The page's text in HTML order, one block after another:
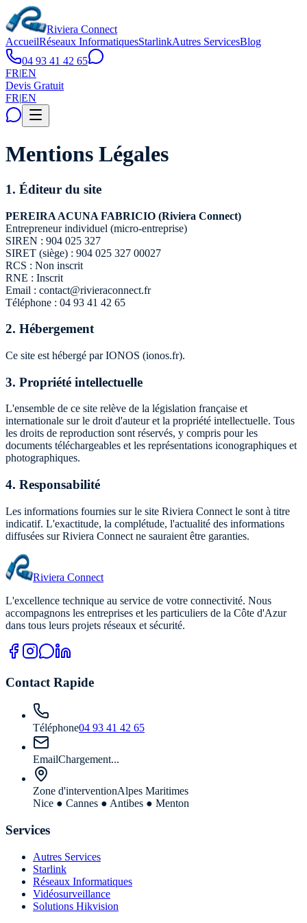
Riviera Connect
AccueilRéseaux InformatiquesStarlinkAutres ServicesBlog
04 93 41 42 65
FR|EN
Devis Gratuit
FR|EN
Mentions Légales
1. Éditeur du site
PEREIRA ACUNA FABRICIO (Riviera Connect)
Entrepreneur individuel (micro-entreprise)
SIREN : 904 025 327
SIRET (siège) : 904 025 327 00027
RCS : Non inscrit
RNE : Inscrit
Email : contact@rivieraconnect.fr
Téléphone : 04 93 41 42 65
2. Hébergement
Ce site est hébergé par IONOS (ionos.fr).
3. Propriété intellectuelle
L'ensemble de ce site relève de la législation française et
internationale sur le droit d'auteur et la propriété intellectuelle. Tous
les droits de reproduction sont réservés, y compris pour les
documents téléchargeables et les représentations iconographiques et
photographiques.
4. Responsabilité
Les informations fournies sur le site Riviera Connect le sont à titre
indicatif. L'exactitude, la complétude, l'actualité des informations
diffusées sur Riviera Connect ne sauraient être garanties.
Riviera Connect
L'excellence technique au service de votre connectivité. Nous
accompagnons les entreprises et les particuliers de la Côte d'Azur
dans tous leurs projets réseaux et sécurité.
Contact Rapide
Téléphone04 93 41 42 65
EmailChargement...
Zone d'interventionAlpes Maritimes
Nice ● Cannes ● Antibes ● Menton
Services
Autres Services
Starlink
Réseaux Informatiques
Vidéosurveillance
Solutions Hikvision